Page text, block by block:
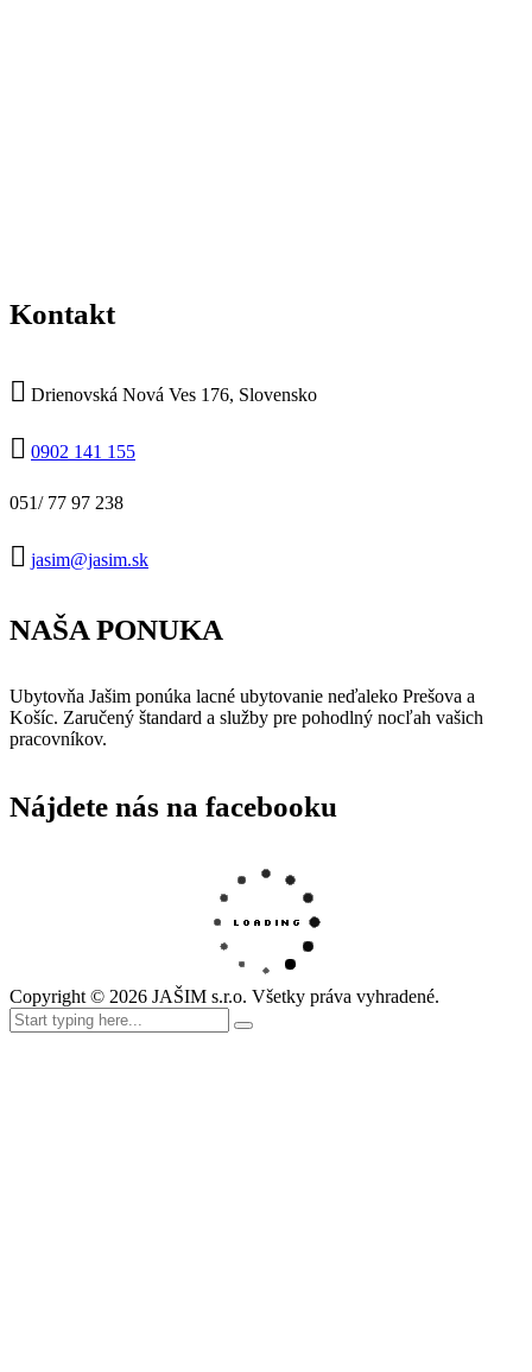
Kontakt
Drienovská Nová Ves 176, Slovensko
0902 141 155
051/ 77 97 238
jasim@jasim.sk
NAŠA PONUKA
Ubytovňa Jašim ponúka lacné ubytovanie neďaleko Prešova a
Košíc. Zaručený štandard a služby pre pohodlný nocľah vašich
pracovníkov.
Nájdete nás na facebooku
Copyright © 2026 JAŠIM s.r.o. Všetky práva vyhradené.